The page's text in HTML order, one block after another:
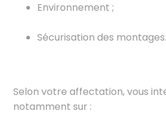
Environnement ;
Sécurisation des montages.
Selon votre affectation, vous
notamment sur :